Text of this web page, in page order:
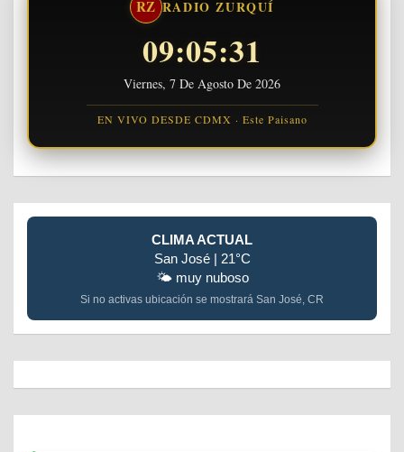
RZ RADIO ZURQUÍ
09:05:31
Viernes, 7 De Agosto De 2026
EN VIVO DESDE CDMX · Este Paisano
CLIMA ACTUAL
San José | 21°C
🌤️ muy nuboso
Si no activas ubicación se mostrará San José, CR